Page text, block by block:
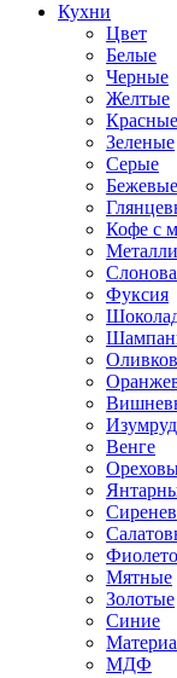
Кухни
Цвет
Белые
Черные
Желтые
Красные
Зеленые
Серые
Бежевые
Кофе с
Фуксия
Венге
Мятные
Золотые
Синие
МДФ